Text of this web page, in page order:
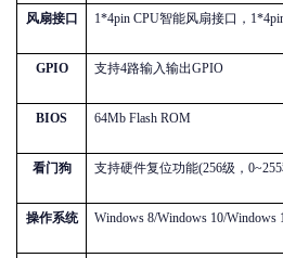
风扇接口 1*4pin CPU智能风扇接口，
GPIO 支持4路输入输出GPIO
BIOS 64Mb Flash ROM
看门狗 支持硬件复位功能(256级，
操作系统 Windows 8/Windows 10/Windows